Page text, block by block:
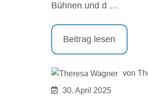
Bühnen und d …
Beitrag lesen
von
30. April 2025